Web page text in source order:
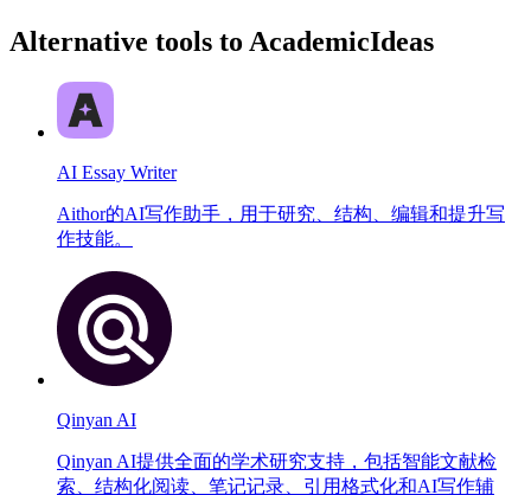
Alternative tools to AcademicIdeas
AI Essay Writer
Aithor的AI写作助手，用于研究、结构、编辑和提升写
作技能。
Qinyan AI
Qinyan AI提供全面的学术研究支持，包括智能文献检
索、结构化阅读、笔记记录、引用格式化和AI写作辅